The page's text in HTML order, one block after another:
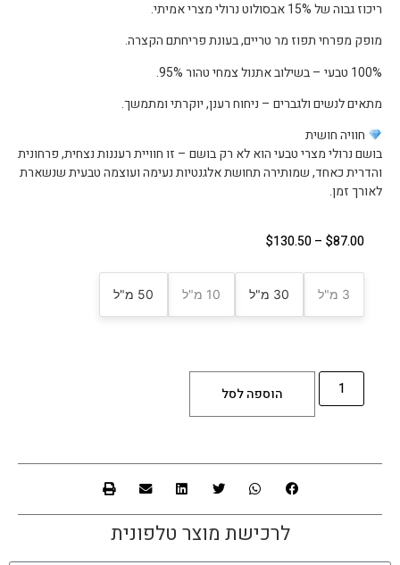
ריכוז גבוה של 15% אבסולוט נרולי מצרי אמיתי.
מופק מפרחי תפוז מר טריים, בעונת פריחתם הקצרה.
100% טבעי – בשילוב אתנול צמחי טהור 95%.
מתאים לנשים ולגברים – ניחוח רענן, יוקרתי ומתמשך.
חוויה חושית
בושם נרולי מצרי טבעי הוא לא רק בושם – זו חוויית רעננות נצחית, פרחונית
והדרית כאחד, שמותירה תחושת אלגנטיות נעימה ועוצמה טבעית שנשארת
לאורך זמן.
$87.00
–
$130.50
3 מ"ל 30 מ"ל 10 מ"ל 50 מ"ל
הוספה לסל
לרכישת מוצר טלפונית